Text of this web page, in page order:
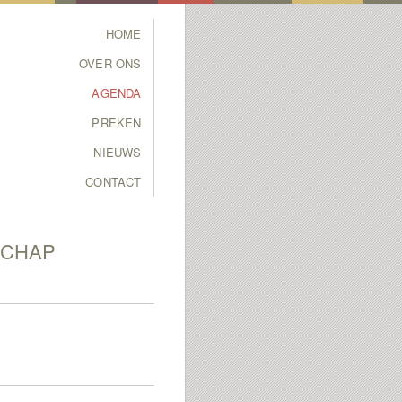
SKIP TO PRIMARY
CONTENT
SKIP TO SECONDARY
CONTENT
HOME
OVER ONS
AGENDA
PREKEN
NIEUWS
CONTACT